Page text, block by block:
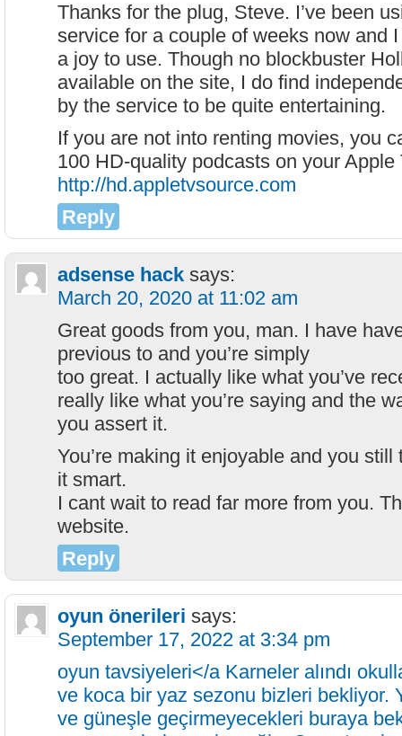
Thanks for the plug, Steve. I’ve been
service for a couple of weeks now and
a joy to use. Though no blockbuster
available on the site, I do find
by the service to be quite entertaining.
If you are not into renting movies, you
100 HD-quality podcasts on your Apple
http://hd.appletvsource.com
Reply
adsense hack says:
March 20, 2020 at 11:02 am
Great goods from you, man. I have
previous to and you’re simply
too great. I actually like what you’ve
really like what you’re saying and the
you assert it.
You’re making it enjoyable and you
it smart.
I cant wait to read far more from you.
website.
Reply
oyun önerileri says:
September 17, 2022 at 3:34 pm
oyun tavsiyeleri</a Karneler alındı
ve koca bir yaz sezonu bizleri bekliyor.
ve güneşle geçirmeyecekleri buraya